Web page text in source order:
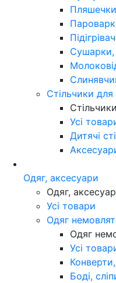
Сушарки,
Стільчики для
Усі
Дитячі
Одяг, аксесуари
Одяг,
Усі товари
Одяг
Одяг
Усі
Боді,